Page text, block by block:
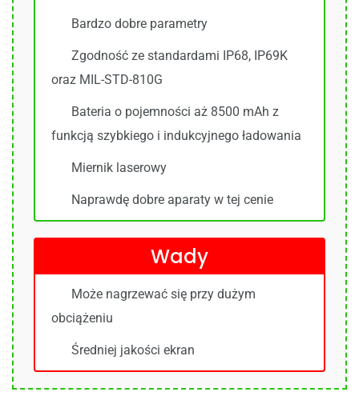
Bardzo dobre parametry
Zgodność ze standardami IP68, IP69K
oraz MIL-STD-810G
Bateria o pojemności aż 8500 mAh z
funkcją szybkiego i indukcyjnego ładowania
Miernik laserowy
Naprawdę dobre aparaty w tej cenie
Wady
Może nagrzewać się przy dużym
obciążeniu
Średniej jakości ekran